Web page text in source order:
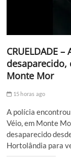
CRUELDADE
desaparecido,
Monte Mor
15 horas ago
A polícia
Véio, em Monte
desaparecido
Hortolândia para